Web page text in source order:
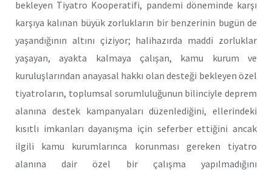
bekleyen Tiyatro Kooperatifi, pandemi döneminde karşı
karşıya kalınan büyük zorlukların bir benzerinin bugün de
yaşandığının altını çiziyor; halihazırda maddi zorluklar
yaşayan, ayakta kalmaya çalışan, kamu kurum ve
kuruluşlarından anayasal hakkı olan desteği bekleyen özel
tiyatroların, toplumsal sorumluluğunun bilinciyle deprem
alanına destek kampanyaları düzenlediğini, ellerindeki
kısıtlı imkanları dayanışma için seferber ettiğini ancak
ilgili kamu kurumlarınca korunması gereken tiyatro
alanına dair özel bir çalışma yapılmadığını